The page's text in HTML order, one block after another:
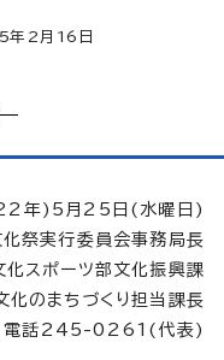
年2月 16 日
年)5月25日(水曜日)
祭実行委員会事務局長
化スポーツ部文化振興課
化のまちづくり担当課長
電話245-0261(代表)